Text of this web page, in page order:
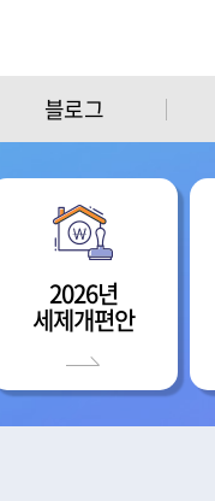
블로그
2026년
세제개편안